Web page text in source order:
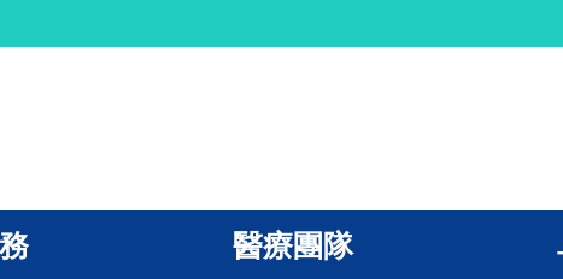
醫療團隊